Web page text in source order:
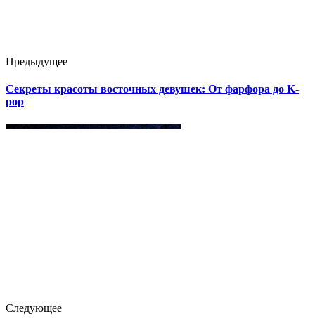
Предыдущее
Секреты красоты восточных девушек: От фарфора до K-
pop
Следующее